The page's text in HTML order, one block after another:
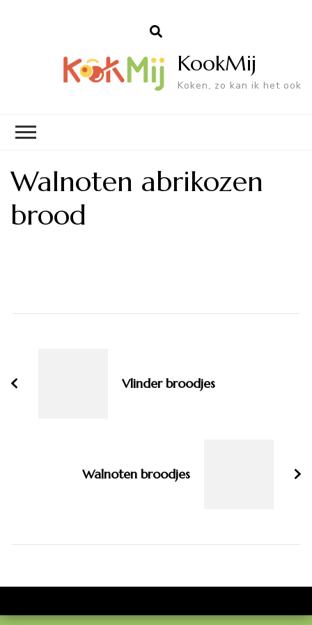
KookMij
Koken, zo kan ik het ook
Walnoten abrikozen
brood
Vlinder broodjes
Walnoten broodjes